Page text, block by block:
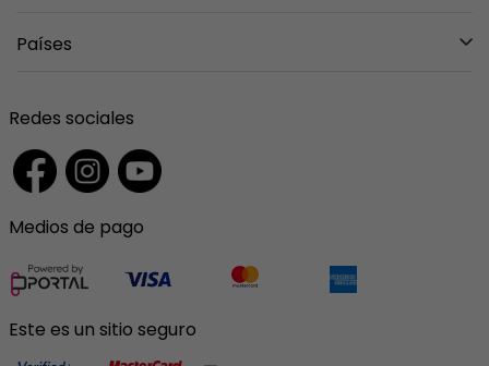
Entregas y Devoluciones
Garantías
Ventas Institucionales
Países
Costa Rica
El Salvador
Panama
Colombia
Redes sociales
Medios de pago
Este es un sitio seguro